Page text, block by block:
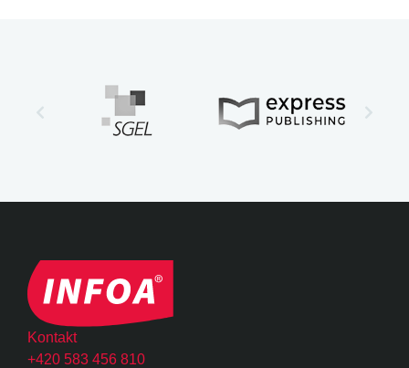
Kontakt
+420 583 456 810